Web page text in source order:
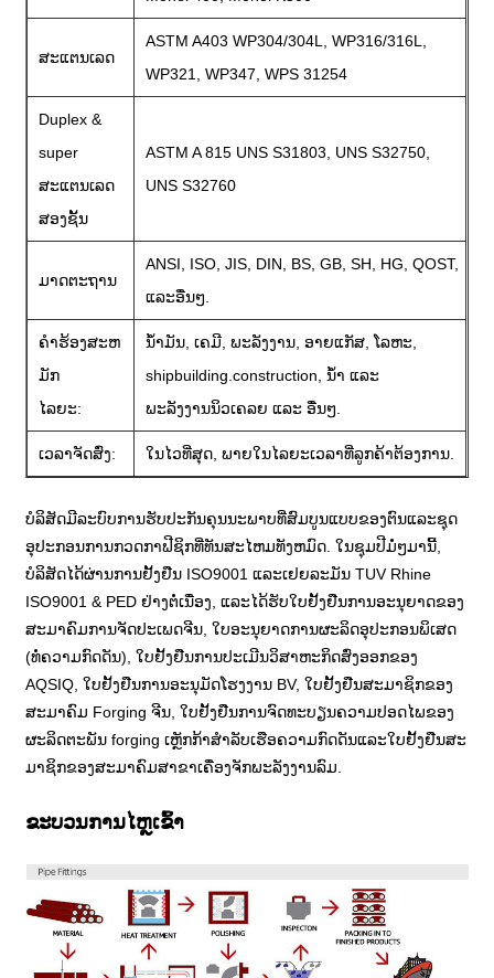
ສະແຕນເລດ
ASTM A403 WP304/304L, WP316/316L,
WP321, WP347, WPS 31254
Duplex &
super
ສະແຕນເລດ
ສອງຊັ້ນ
ASTM A 815 UNS S31803, UNS S32750,
UNS S32760
ມາດຕະຖານ
ANSI, ISO, JIS, DIN, BS, GB, SH, HG, QOST,
ແລະອື່ນໆ.
ຄໍາຮ້ອງສະຫ
ມັກ
ໄລຍະ:
ນ້ຳມັນ, ເຄມີ, ພະລັງງານ, ອາຍແກັສ, ໂລຫະ,
shipbuilding.construction, ນ້ຳ ແລະ
ພະລັງງານນິວເຄລຍ ແລະ ອື່ນໆ.
ເວລາຈັດສົ່ງ: ໃນໄວທີ່ສຸດ, ພາຍໃນໄລຍະເວລາທີ່ລູກຄ້າຕ້ອງການ.
ບໍລິສັດມີລະບົບການຮັບປະກັນຄຸນນະພາບທີ່ສົມບູນແບບຂອງຕົນແລະຊຸດ
ອຸປະກອນການກວດກາຟີຊິກທີ່ທັນສະໄຫມທັງຫມົດ. ໃນຊຸມປີມໍ່ໆມານີ້,
ບໍລິສັດໄດ້ຜ່ານການຢັ້ງຢືນ ISO9001 ແລະເຢຍລະມັນ TUV Rhine
ISO9001 & PED ຢ່າງຕໍ່ເນື່ອງ, ແລະໄດ້ຮັບໃບຢັ້ງຢືນການອະນຸຍາດຂອງ
ສະມາຄົມການຈັດປະເພດຈີນ, ໃບອະນຸຍາດການຜະລິດອຸປະກອນພິເສດ
(ທໍ່ຄວາມກົດດັນ), ໃບຢັ້ງຢືນການປະເມີນວິສາຫະກິດສົ່ງອອກຂອງ
AQSIQ, ໃບ​ຢັ້ງ​ຢືນ​ການ​ອະ​ນຸ​ມັດ​ໂຮງ​ງານ BV​, ໃບ​ຢັ້ງ​ຢືນ​ສະ​ມາ​ຊິກ​ຂອງ​
ສະ​ມາ​ຄົມ Forging ຈີນ​, ໃບ​ຢັ້ງ​ຢືນ​ການ​ຈົດ​ທະ​ບຽນ​ຄວາມ​ປອດ​ໄພ​ຂອງ​
ຜະ​ລິດ​ຕະ​ພັນ forging ເຫຼັກ​ກ້າ​ສໍາ​ລັບ​ເຮືອ​ຄວາມ​ກົດ​ດັນ​ແລະ​ໃບ​ຢັ້ງ​ຢືນ​ສະ​
ມາ​ຊິກ​ຂອງ​ສະ​ມາ​ຄົມ​ສາ​ຂາ​ເຄື່ອງ​ຈັກ​ພະ​ລັງ​ງານ​ລົມ​.
ຂະບວນການໄຫຼເຂົ້າ